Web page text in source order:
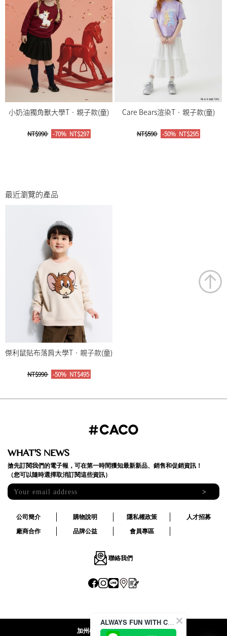
小奶油獨角獸大學T‧親子款(童)
NT$990 -70% NT$297
Care Bears渲染T‧親子款(童)
NT$590 -50% NT$295
最近瀏覽的產品
傑利鼠貼布落肩大學T‧親子款(童)
NT$990 -50% NT$495
WHAT'S NEWS
搶先訂閱我們的電子報，可在第一時間獲知最新新品、銷售和促銷資訊！
（您可以隨時選擇取消訂閱這些資訊）
>
公司簡介 購物說明 隱私權政策
人才招募
廠商合作
品牌公益 會員專區
聯絡我們
加州椰子國際股份有限公司
ALWAYS FUN WITH CACO !